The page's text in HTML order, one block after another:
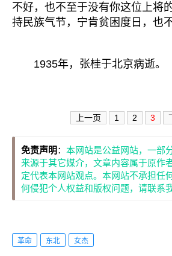
不好，也不至于没有你这位上将
持民族气节，宁肯贫困度日，也
1935年，张桂于北京病逝。
上一页 1 2 3
免责声明 ： 本网站是公益网站，一部
来源于其它媒介，文章内容属于原作
定代表本网站观点。本网站不承担任
何侵犯个人权益和版权问题，请联系
革命 东北 女杰